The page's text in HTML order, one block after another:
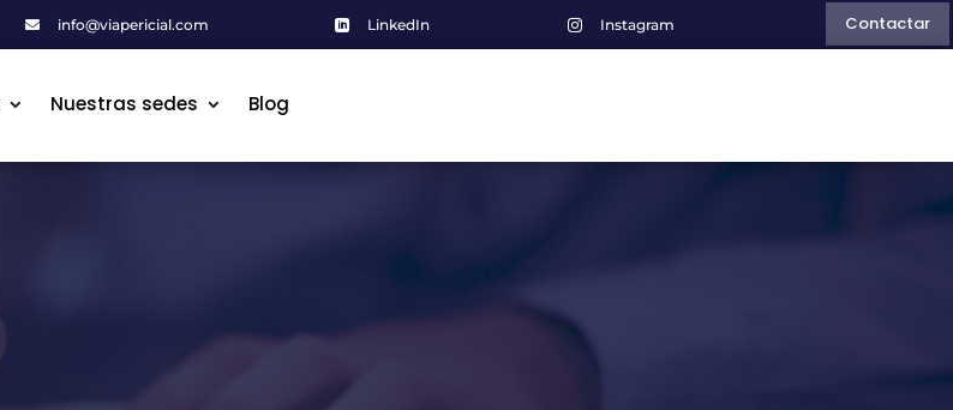
 info@viapericial.com  LinkedIn  Instagram Contactar
Nuestras sedes Blog
Nuestras sedes Blog